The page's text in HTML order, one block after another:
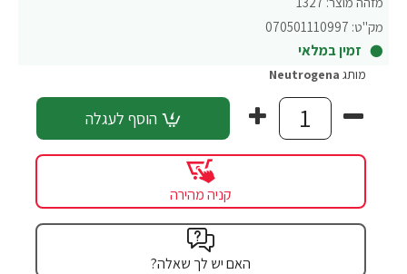
מק"ט: 070501110997
זמין במלאי
מותג Neutrogena
הוסף לעגלה
קניה מהירה
האם יש לך שאלה?